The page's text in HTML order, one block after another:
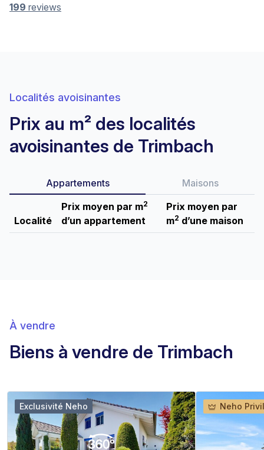
199 reviews
Localités avoisinantes
Prix au m² des localités
avoisinantes de Trimbach
Appartements Maisons
Localité
Prix moyen par m2
d’un appartement
Prix moyen par
m2 d’une maison
À vendre
Biens à vendre de Trimbach
Exclusivité Neho Neho